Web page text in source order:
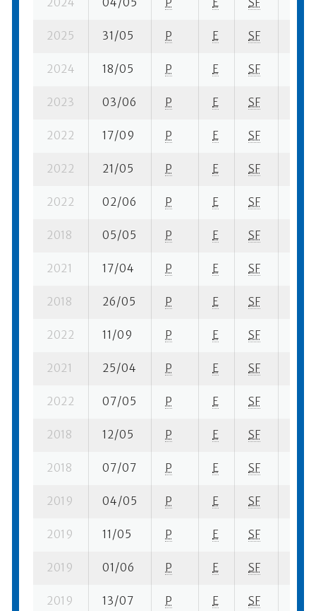
2025 31/05 P E SF
2024 18/05 P E SF
2023 03/06 P E SF
2022 17/09 P E SF
2022 21/05 P E SF
2022 02/06 P E SF
2018 05/05 P E SF
2021 17/04 P E SF
2018 26/05 P E SF
2022 11/09 P E SF
2021 25/04 P E SF
2022 07/05 P E SF
2018 12/05 P E SF
2018 07/07 P E SF
2019 04/05 P E SF
2019 11/05 P E SF
2019 01/06 P E SF
2019 13/07 P E SF